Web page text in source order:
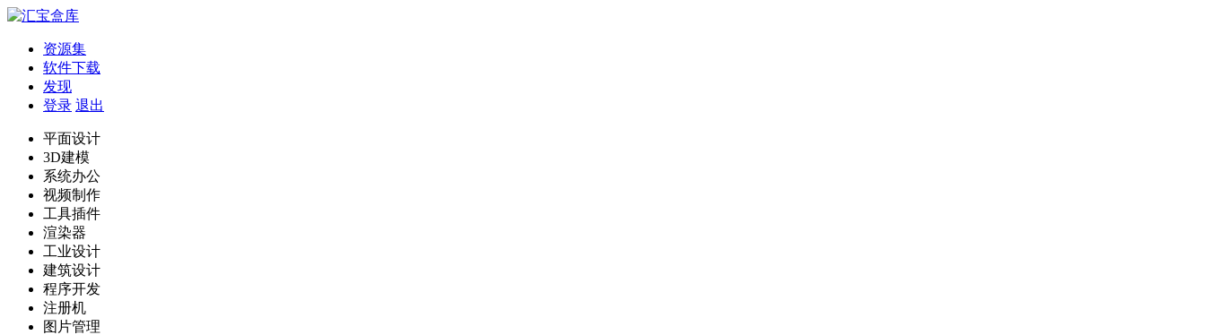
资源集
软件下载
发现
登录 退出
平面设计
3D建模
系统办公
视频制作
工具插件
渲染器
工业设计
建筑设计
程序开发
注册机
图片管理